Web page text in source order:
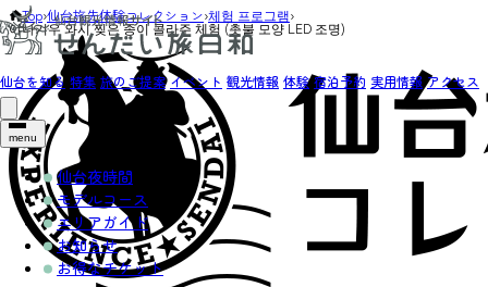
仙台を知る 特集 旅のご提案 イベント 観光情報 体験 宿泊予約 実用情報 アクセス
menu
仙台夜時間
モデルコース
エリアガイド
お知らせ
お得なチケット
Top›仙台旅先体験コレクション›체험 프로그램›
야나기우 와시 찢은 종이 콜라주 체험 (촛불 모양 LED 조명)